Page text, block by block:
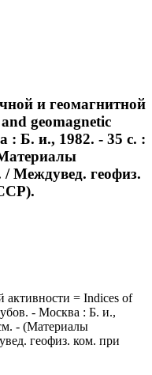
и геомагнитной
geomagnetic
: Б. и., 1982. - 35 с. :
Междувед. геофиз.
активности = Indices of
- Москва : Б. и.,
- (Материалы
геофиз. ком. при